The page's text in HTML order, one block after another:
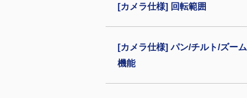
[カメラ仕様] 回転範囲
[カメラ仕様] パン/チルト/ズーム
機能